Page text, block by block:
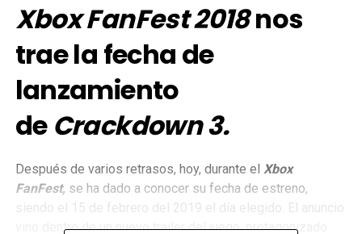
Xbox FanFest2018nos
trae la fecha de
lanzamiento
de Crackdown 3.
Después de varios retrasos, hoy, durante el Xbox
FanFest, se ha dado a conocer su fecha de estreno,
siendo el 15 de febrero del 2019 el día elegido. El anuncio
vino dentro de un nuevo trailer del juego, protagonizado